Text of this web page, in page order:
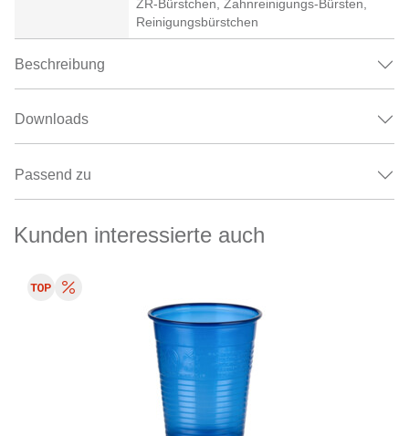
ZR-Bürstchen, Zahnreinigungs-Bürsten,
Reinigungsbürstchen
Beschreibung
Downloads
Passend zu
Kunden interessierte auch